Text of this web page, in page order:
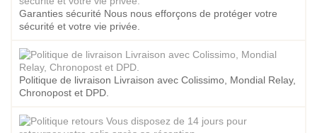
Garanties sécurité Nous nous efforçons de protéger votre
sécurité et votre vie privée.
Politique de livraison Livraison avec Colissimo, Mondial Relay,
Chronopost et DPD.